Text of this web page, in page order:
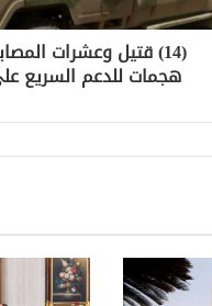
(14) قتيل وعشرات
هجمات للدعم السريع